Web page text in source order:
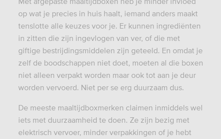
op wat je precies in huis haalt, iemand anders maakt
tenslotte alle keuzes voor je. Er kunnen ingrediënten
in zitten die zijn ingevlogen van ver, of die met
giftige bestrijdingsmiddelen zijn geteeld. En omdat je
zelf de boodschappen niet doet, moeten al die boxen
niet alleen verpakt worden maar ook tot aan je deur
worden vervoerd. Niet per se erg duurzaam dus.
De meeste maaltijdboxmerken claimen inmiddels wel
iets met duurzaamheid te doen. Ze zijn bezig met
elektrisch vervoer, minder verpakkingen of je hebt